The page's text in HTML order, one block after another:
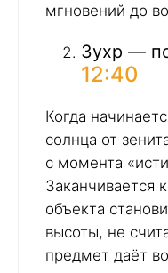
мгновений до
Зухр —
12:40
Когда
солнца от
с момента
Заканчивается
объекта
высоты, не
предмет даёт